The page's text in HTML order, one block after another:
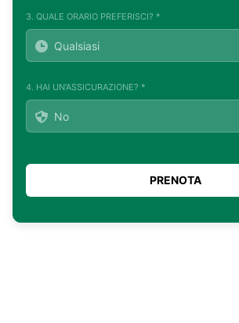
3. QUALE ORARIO PREFERISCI? *
4. HAI UN'ASSICURAZIONE? *